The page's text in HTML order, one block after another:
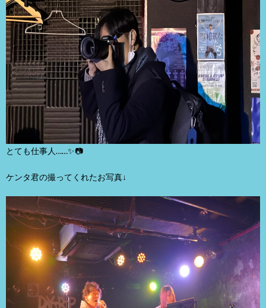
とても仕事人……✨📷
ケンタ君の撮ってくれたお写真↓